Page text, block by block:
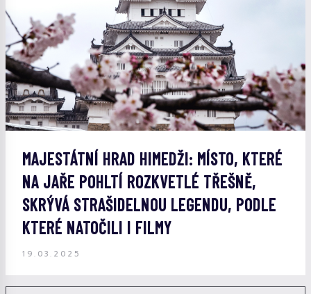
MAJESTÁTNÍ HRAD HIMEDŽI: MÍSTO, KTERÉ
NA JAŘE POHLTÍ ROZKVETLÉ TŘEŠNĚ,
SKRÝVÁ STRAŠIDELNOU LEGENDU, PODLE
KTERÉ NATOČILI I FILMY
19.03.2025